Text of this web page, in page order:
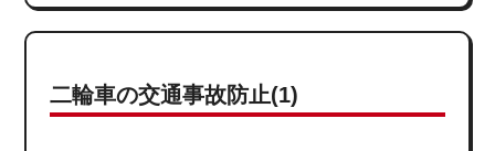
二輪車の交通事故防止(1)